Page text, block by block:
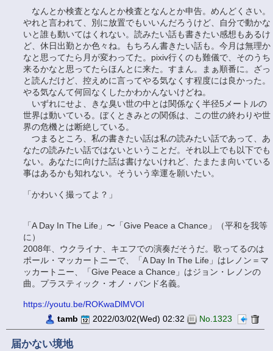
なんとか検査となんとか検査となんとか申告。めんどくさい。
やれと言われて、別に放置でもいいんだろうけど、自分で動かな
いと誰も動いてはくれない。読みたい話も書きたい感想もあるけ
ど、休日出勤とか色々ね。もちろん書きたい話も。今月は無理か
なと思ってたら月が変わってた。pixiv行くのも難儀で、そのうち
来るかなと思ってたらほんとに来た。すまん。まぁ順番に。ざっ
と読んだけど、控えめに言ってやる気なくす程度には良かった。
やる気なんて何回なくしたかわかんないけどね。
いずれにせよ、きな臭い世の中とは関係なく半径5メートルの
世界は動いている。ぼくときみとの関係は、この世の終わりや世
界の危機とは断絶している。
つまるところ、私の書きたい話は私の読みたい話であって、あ
なたの読みたい話ではないということだ。それ以上でも以下でも
ない。あなたに向けた話は書けないけれど、たまたま向いている
事はあるかも知れない。そういう幸運を願いたい。
「かわいく撮ってよ？」
「A Day In The Life」〜「Give Peace a Chance」（平和を我等
に）
2008年、ウクライナ、キエフでの演奏だそうだ。歌ってるのは
ポール・マッカートニーで、「A Day In The Life」はレノン＝マ
ッカートニー、「Give Peace a Chance」はジョン・レノンの
曲。プラスティック・オノ・バンド名義。
https://youtu.be/ROKwaDlMVOI
tamb
2022/03/02(Wed) 02:32 No.1323
届かない境地